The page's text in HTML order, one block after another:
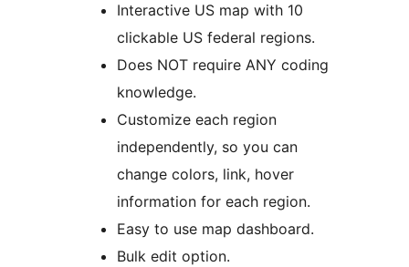
Interactive US map with 10
clickable US federal regions.
Does NOT require ANY coding
knowledge.
Customize each region
independently, so you can
change colors, link, hover
information for each region.
Easy to use map dashboard.
Bulk edit option.